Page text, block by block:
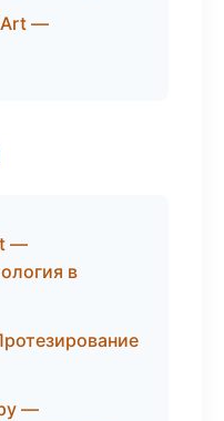
—
—
в
—